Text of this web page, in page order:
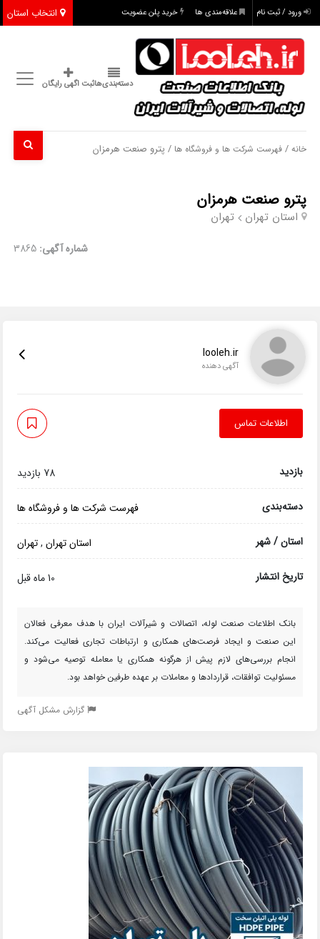
انتخاب استان ورود / ثبت نام علاقه‌مندی ها خرید پلن عضویت
دسته‌بندی‌هاثبت اگهی رایگان
خانه /فهرست شرکت ها و فروشگاه ها / پترو صنعت هرمزان
پترو صنعت هرمزان
استان تهران تهران
شماره آگهی: 3865
looleh.ir
آگهی دهنده
اطلاعات تماس
بازدید 78 بازدید
دسته‌بندی فهرست شرکت ها و فروشگاه ها
استان / شهر استان تهران,تهران
تاریخ انتشار 10 ماه قبل
بانک اطلاعات صنعت لوله، اتصالات و شیرآلات ایران با هدف معرفی فعالان
این صنعت و ایجاد فرصت‌های همکاری و ارتباطات تجاری فعالیت می‌کند.
انجام بررسی‌های لازم پیش از هرگونه همکاری یا معامله توصیه می‌شود و
مسئولیت توافقات، قراردادها و معاملات بر عهده طرفین خواهد بود.
گزارش مشکل آگهی